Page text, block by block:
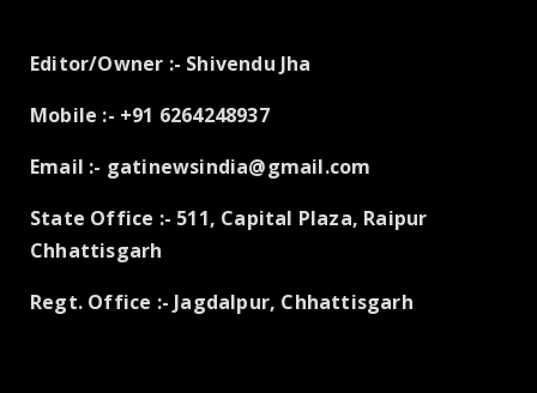
Editor/Owner :- Shivendu Jha
Mobile :- +91 6264248937
Email :- gatinewsindia@gmail.com
State Office :- 511, Capital Plaza, Raipur
Chhattisgarh
Regt. Office :- Jagdalpur, Chhattisgarh